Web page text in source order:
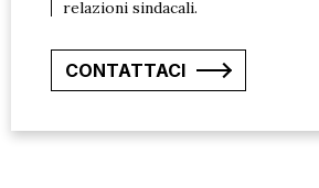
relazioni sindacali.
CONTATTACI